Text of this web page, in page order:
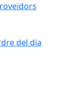
del dia